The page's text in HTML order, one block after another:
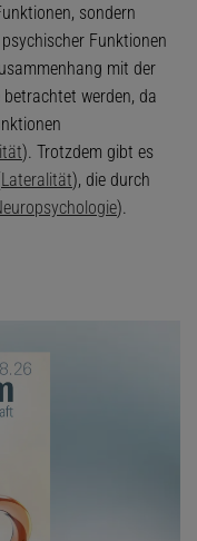
sondern
Funktionen
mit der
werden, da
). Trotzdem gibt es
Lateralität), die durch
).